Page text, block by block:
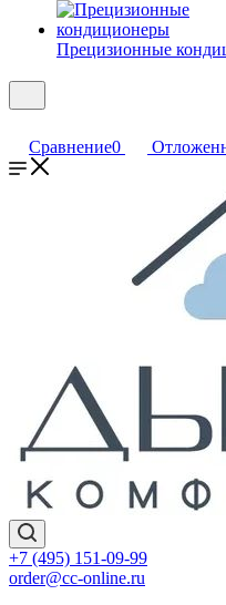
Прецизионные
Сравнение0
+7 (495) 151-09-99
order@cc-online.ru